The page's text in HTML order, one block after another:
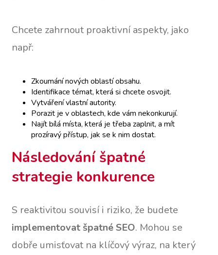
Chcete zahrnout proaktivní aspekty, jako
např:
Zkoumání nových oblastí obsahu.
Identifikace témat, která si chcete osvojit.
Vytváření vlastní autority.
Porazit je v oblastech, kde vám nekonkurují.
Najít bílá místa, která je třeba zaplnit, a mít
prozíravý přístup, jak se k nim dostat.
Následování špatné
strategie konkurence
S reaktivitou souvisí i riziko, že budete
implementovat špatné SEO. Mohou se
dobře umisťovat na klíčový výraz, na který